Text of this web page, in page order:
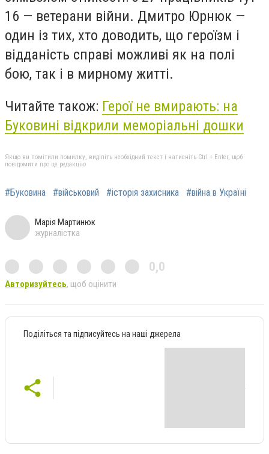
16 — ветерани війни. Дмитро Юрнюк —
один із тих, хто доводить, що героїзм і
відданість справі можливі як на полі
бою, так і в мирному житті.
Читайте також: Герої не вмирають: на
Буковині відкрили меморіальні дошки
Якщо ви помітили помилку, виділіть необхідний текст і натисніть Ctrl + Enter, щоб
повідомити про це редакцію
#Буковина #військовий #історія захисника #війна в Україні
Марія Мартинюк
журналістка
0,0
Авторизуйтесь, щоб оцінити
Поділіться та підписуйтесь на наші джерела